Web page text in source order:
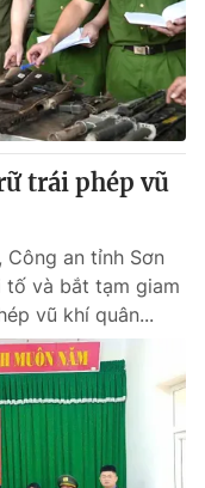
thao
trái phép vũ
Công an tỉnh Sơn
tố và bắt tạm giam
vũ khí quân...